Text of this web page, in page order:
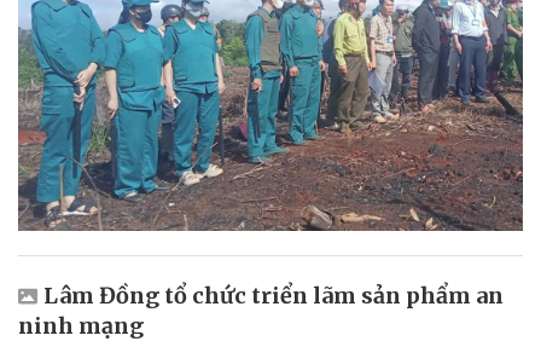
Lâm Đồng tổ chức triển lãm sản phẩm an
ninh mạng